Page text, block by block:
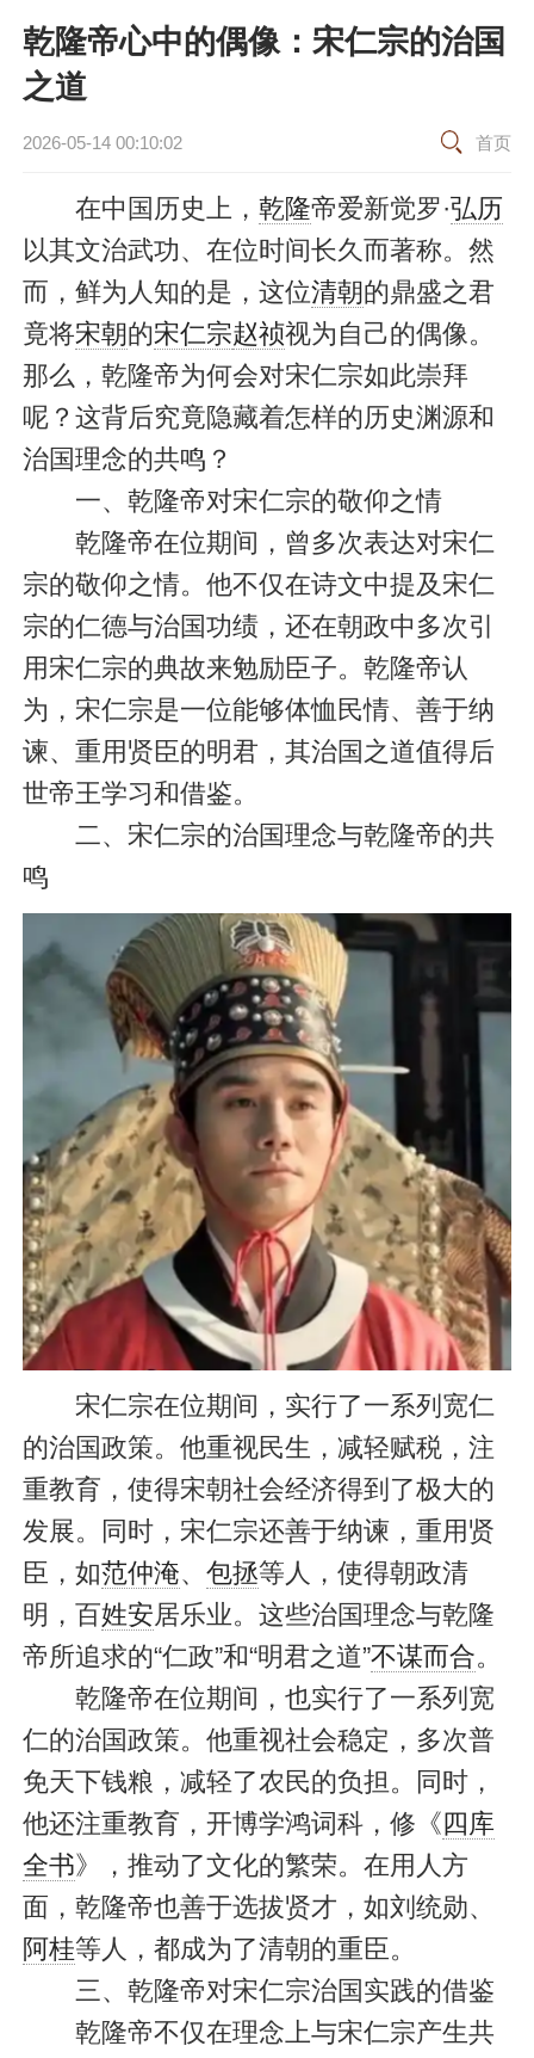
乾隆帝心中的偶像：宋仁宗的治国
之道
2026-05-14 00:10:02 首页
在中国历史上， 乾隆帝爱新觉罗·弘历
以其文治武功、在位时间长久而著称。然
而，鲜为人知的是，这位清朝的鼎盛之君
竟将宋朝的宋仁宗赵祯视为自己的偶像。
那么，乾隆帝为何会对宋仁宗如此崇拜
呢？这背后究竟隐藏着怎样的历史渊源和
治国理念的共鸣？
一、乾隆帝对宋仁宗的敬仰之情
乾隆帝在位期间，曾多次表达对宋仁
宗的敬仰之情。他不仅在诗文中提及宋仁
宗的仁德与治国功绩，还在朝政中多次引
用宋仁宗的典故来勉励臣子。乾隆帝认
为，宋仁宗是一位能够体恤民情、善于纳
谏、重用贤臣的明君，其治国之道值得后
世帝王学习和借鉴。
二、宋仁宗的治国理念与乾隆帝的共
鸣
宋仁宗在位期间，实行了一系列宽仁
的治国政策。他重视民生，减轻赋税，注
重教育，使得宋朝社会经济得到了极大的
发展。同时，宋仁宗还善于纳谏，重用贤
臣，如范仲淹、 包拯等人，使得朝政清
明，百姓安居乐业。这些治国理念与乾隆
帝所追求的“仁政”和“明君之道”不谋而合。
乾隆帝在位期间，也实行了一系列宽
仁的治国政策。他重视社会稳定，多次普
免天下钱粮，减轻了农民的负担。同时，
他还注重教育，开博学鸿词科，修《 四库
全书》，推动了文化的繁荣。在用人方
面，乾隆帝也善于选拔贤才，如刘统勋、
阿桂等人，都成为了清朝的重臣。
三、乾隆帝对宋仁宗治国实践的借鉴
乾隆帝不仅在理念上与宋仁宗产生共